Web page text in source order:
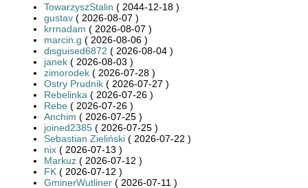
TowarzyszStalin ( 2044-12-18 )
gustav ( 2026-08-07 )
krrnadam ( 2026-08-07 )
marcin.g ( 2026-08-06 )
disguised6872 ( 2026-08-04 )
janek ( 2026-08-03 )
zimorodek ( 2026-07-28 )
Ostry Prudnik ( 2026-07-27 )
Rebelinka ( 2026-07-26 )
Rebe ( 2026-07-26 )
Anchim ( 2026-07-25 )
joined2385 ( 2026-07-25 )
Sebastian Zieliński ( 2026-07-22 )
nix ( 2026-07-13 )
Markuz ( 2026-07-12 )
FK ( 2026-07-12 )
GminerWutliner ( 2026-07-11 )